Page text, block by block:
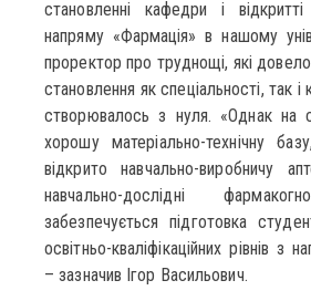
становленні кафедри і
напряму «Фармація» в нашому
проректор про труднощі, які
становлення як спеціальності, так
створювалось з нуля. «Однак на
хорошу матеріально-технічну
відкрито навчально-виробничу
навчально-дослідні
забезпечується підготовка
освітньо-кваліфікаційних рівнів з
– зазначив Ігор Васильович.